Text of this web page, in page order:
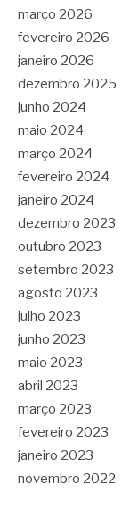
março 2026
fevereiro 2026
janeiro 2026
dezembro 2025
junho 2024
maio 2024
março 2024
fevereiro 2024
janeiro 2024
dezembro 2023
outubro 2023
setembro 2023
agosto 2023
julho 2023
junho 2023
maio 2023
abril 2023
março 2023
fevereiro 2023
janeiro 2023
novembro 2022